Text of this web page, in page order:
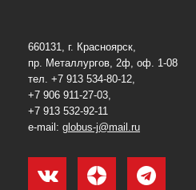
660131, г. Красноярск,
пр. Металлургов, 2ф, оф. 1-08
тел. +7 913 534-80-12,
+7 906 911-27-03,
+7 913 532-92-11
e-mail: globus-j@mail.ru